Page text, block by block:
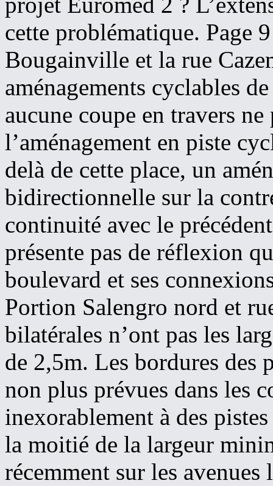
cette problématique. Page
Bougainville et la rue
aménagements cyclables
aucune coupe en travers
l’aménagement en piste
delà de cette place, un
bidirectionnelle sur la
continuité avec le
présente pas de réflexion
boulevard et ses
Portion Salengro nord et
bilatérales n’ont pas les
de 2,5m. Les bordures des
non plus prévues dans les
inexorablement à des
la moitié de la largeur
récemment sur les